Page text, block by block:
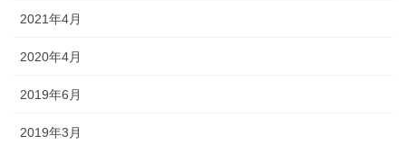
2021年4月
2020年4月
2019年6月
2019年3月